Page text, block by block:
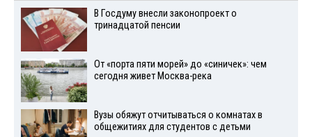
В Госдуму внесли законопроект о
тринадцатой пенсии
От «порта пяти морей» до «синичек»: чем
сегодня живет Москва-река
Вузы обяжут отчитываться о комнатах в
общежитиях для студентов с детьми